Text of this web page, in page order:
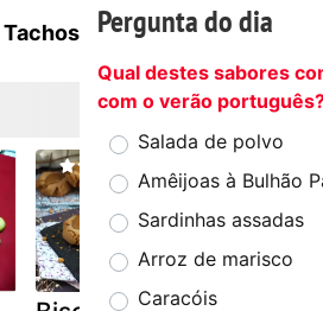
Tachos Pergunta do dia
Qual destes sabores
com o verão
Salada de polvo
Amêijoas à Bulhão
Sardinhas assadas
Arroz de marisco
Caracóis